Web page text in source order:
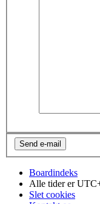
Boardindeks
Alle tider er
Slet cookies